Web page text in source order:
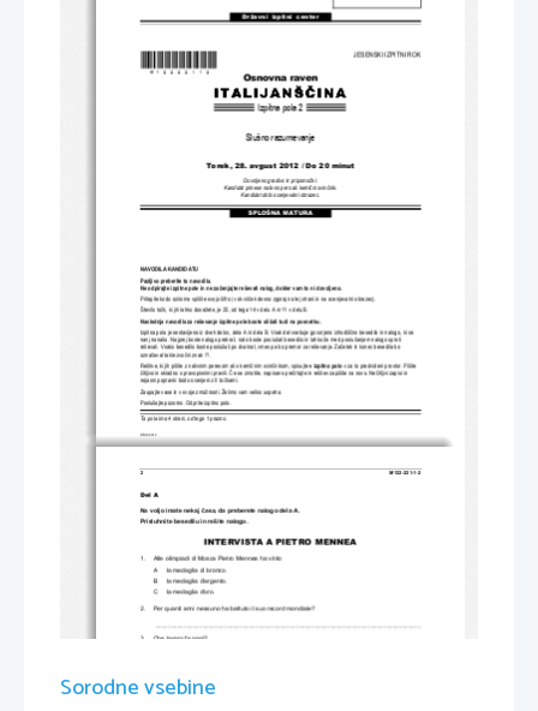
Slušno razumevanje
Dovoljeno gradivo in pripomočki:
Kandidat prinese nalivno pero ali kemični svinčnik.
Kandidat dobi ocenjevalni obrazec.
Ta pola ima 4 strani, od tega 1 prazno.
JESENSKI IZPITNI ROK
Torek, 28. avgust 2012 / Do 20 minut
Osnovna raven
Državni  izpitni  center
SPLOŠNA MATURA
NAVODILA KANDIDATU
Pazljivo preberite ta navodila.
Ne odpirajte izpitne pole in ne začenjajte reševati nalog, dokler vam to ni dovoljeno.
Prilepite kodo oziroma vpišite svojo šifro (v okvirček desno zgoraj na tej strani in na ocenjevalni obrazec).
Število točk, ki jih lahko dosežete, je 25, od tega 14 v delu A in 11 v delu B.
Naslednja navodila za reševanje izpitne pole boste slišali tudi na posnetku.
Izpitna pola je sestavljena iz dveh delov, dela A in dela B. Vsak del vsebuje govorjeno izhodiščno besedilo in nalogo, ki se
nanj nanaša. Najprej boste nalogo prebrali, nato boste poslušali besedilo in lahko že med poslušanjem nalogo sproti
reševali. Vsako besedilo boste poslušali po dvakrat, vmes pa bo premor za reševanje. Začetek in konec besedila bo
označeval takle zvočni znak /*/.
Rešitve, ki jih pišite z nalivnim peresom ali s kemičnim svinčnikom, vpisujte v izpitno polo v za to predvideni prostor. Pišite
čitljivo in skladno s pravopisnimi pravili. Če se zmotite, napisano preč rtajte in rešitev zapišite na novo. Nečitljivi zapisi in
nejasni popravki bodo ocenjeni z 0 točkami.
Zaupajte vase in v svoje zmožnosti. Želimo vam veliko uspeha.
Poslušajte pozorno. Odprite izpitno polo.
© RIC 2012
Izpitna pola 2
2 M122-221-1-2
Del A
Na voljo imate nekaj časa, da preberete nalogo dela A.
Prisluhnite besedilu in rešite nalogo.
INTERVISTA A PIETRO MENNEA
1.     Alle olimpiadi di Mosca Pietro Mennea ha vinto
A
la medaglia di bronzo.
B
la medaglia d'argento.
C
la medaglia d'oro.
2.     Per quanti anni nessuno ha battuto il suo record mondiale?
3.     Che lavoro fa oggi?
5.     A Barletta, la sua città natale, Mennea gareggiava con:
A     le     automobili.
Sorodne vsebine